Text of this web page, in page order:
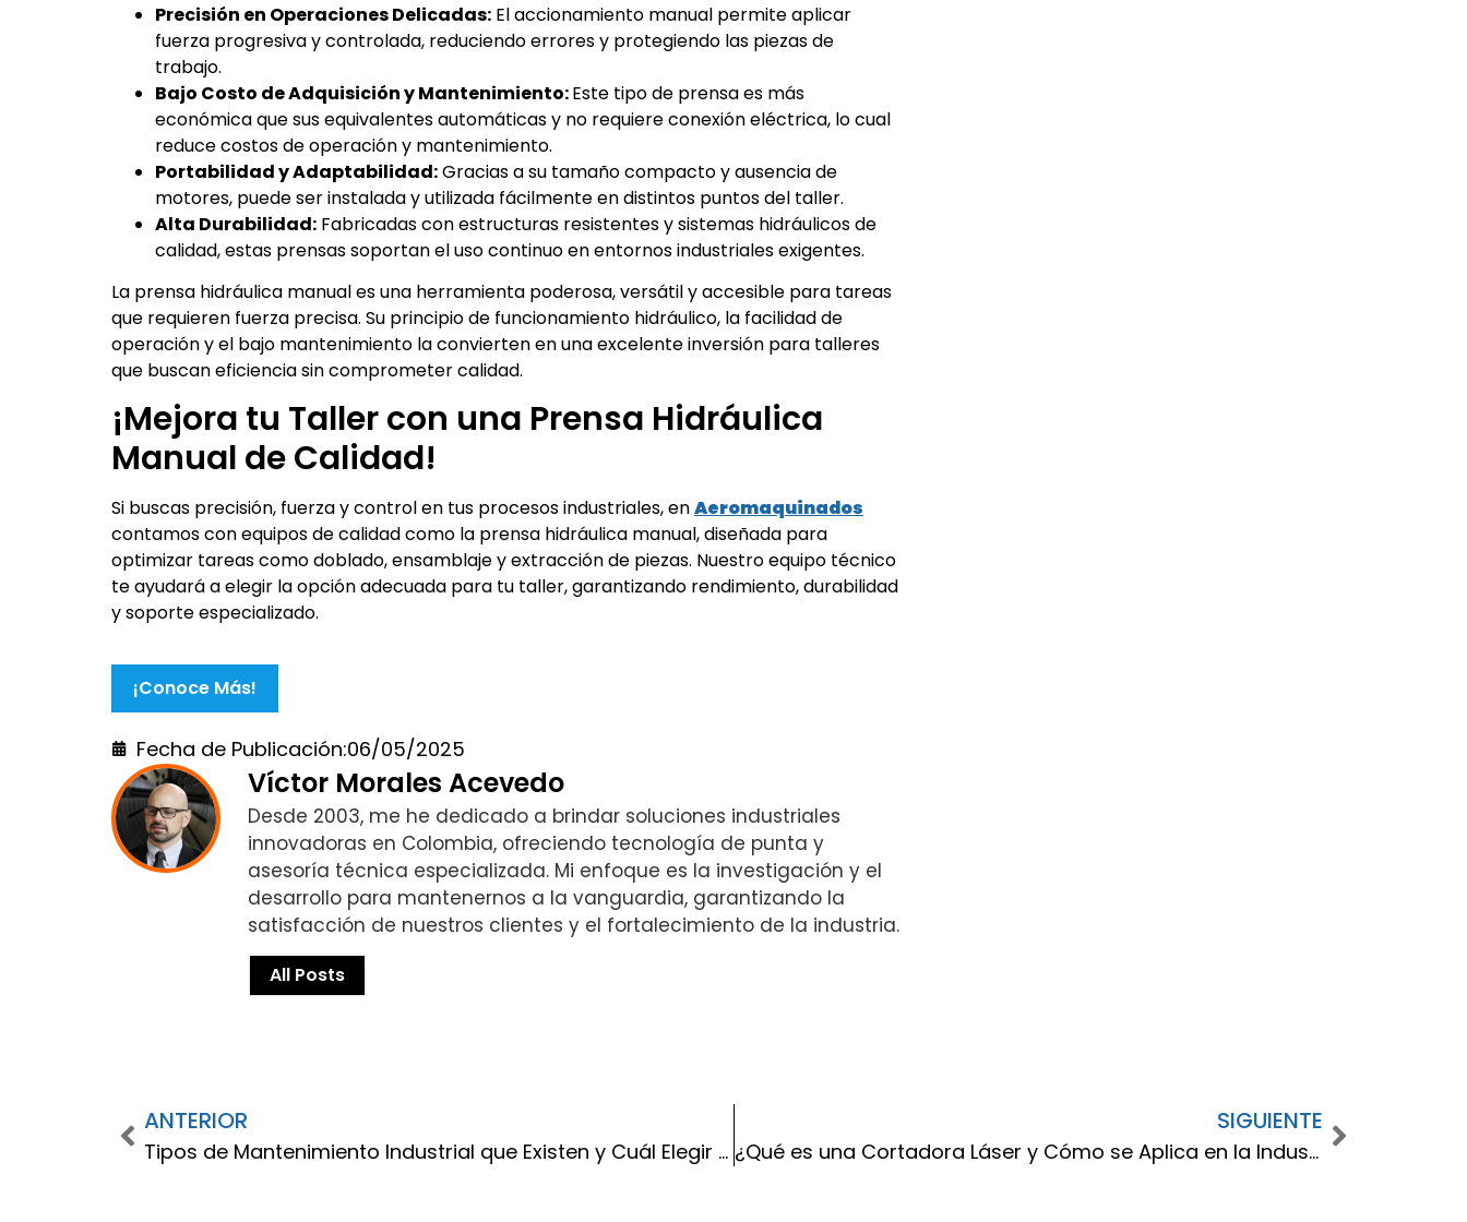
Precisión en Operaciones Delicadas: El accionamiento manual permite aplicar
fuerza progresiva y controlada, reduciendo errores y protegiendo las piezas de
trabajo.
Bajo Costo de Adquisición y Mantenimiento:Este tipo de prensa es más
económica que sus equivalentes automáticas y no requiere conexión eléctrica, lo cual
reduce costos de operación y mantenimiento.
Portabilidad y Adaptabilidad:Gracias a su tamaño compacto y ausencia de
motores, puede ser instalada y utilizada fácilmente en distintos puntos del taller.
Alta Durabilidad: Fabricadas con estructuras resistentes y sistemas hidráulicos de
calidad, estas prensas soportan el uso continuo en entornos industriales exigentes.
La prensa hidráulica manual es una herramienta poderosa, versátil y accesible para tareas
que requieren fuerza precisa. Su principio de funcionamiento hidráulico, la facilidad de
operación y el bajo mantenimiento la convierten en una excelente inversión para talleres
que buscan eficiencia sin comprometer calidad.
¡Mejora tu Taller con una Prensa Hidráulica
Manual de Calidad!
Si buscas precisión, fuerza y control en tus procesos industriales, enAeromaquinados
contamos con equipos de calidad como la prensa hidráulica manual, diseñada para
optimizar tareas como doblado, ensamblaje y extracción de piezas. Nuestro equipo técnico
te ayudará a elegir la opción adecuada para tu taller, garantizando rendimiento, durabilidad
y soporte especializado.
¡Conoce Más!
Fecha de Publicación:06/05/2025
Víctor Morales Acevedo
Desde 2003, me he dedicado a brindar soluciones industriales
innovadoras en Colombia, ofreciendo tecnología de punta y
asesoría técnica especializada. Mi enfoque es la investigación y el
desarrollo para mantenernos a la vanguardia, garantizando la
satisfacción de nuestros clientes y el fortalecimiento de la industria.
All Posts
ANTERIOR
Tipos de Mantenimiento Industrial que Existen y Cuál Elegir para tu Taller
SIGUIENTE
¿Qué es una Cortadora Láser y Cómo se Aplica en la Industria?